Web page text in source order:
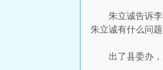
朱立诚告诉
朱立诚有什么问
出了县委办